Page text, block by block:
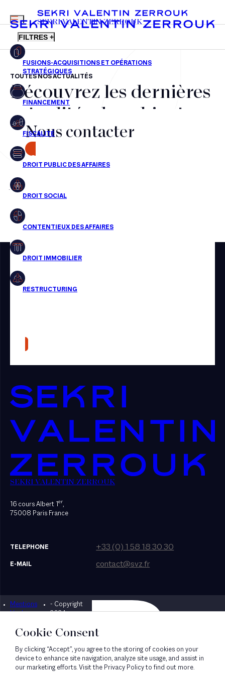
FR EN
MENU
SEKRI VALENTIN ZERROUK
FILTRES +
Fusions-acquisitions et opérations stratégiques
Financement
Fiscalité
Droit public des affaires
Droit social
Droit immobilier
Restructuring
Presse
TOUTES NOS ACTUALITÉS
Découvrez les dernières
actualités du cabinet,
nos récompenses et nos
transactions, jour après
jour
Aucun résultats pour cette recherche
Nous contacter
SEKRI VALENTIN ZERROUK
16 cours Albert 1er,
75008 Paris France
TELEPHONE +33 (0) 1 58 18 30 30
E-MAIL contact@svz.fr
Mentions
légales
- Copyright
2024
Designed by Bonhomme
Cookie Consent
By clicking “Accept”, you agree to the storing of cookies on your
device to enhance site navigation, analyze site usage, and assist in
our marketing efforts. Visit the Privacy Policy to find out more.